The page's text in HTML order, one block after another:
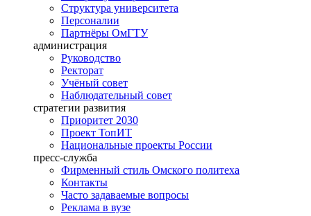
Структура университета
Персоналии
Партнёры ОмГТУ
администрация
Руководство
Ректорат
Учёный совет
Наблюдательный совет
стратегии развития
Приоритет 2030
Проект ТопИТ
Национальные проекты России
пресс-служба
Фирменный стиль Омского политеха
Контакты
Часто задаваемые вопросы
Реклама в вузе